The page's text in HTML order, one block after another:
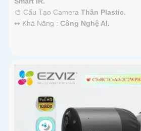
🎨 Cấu Tạo Camera Thân Plastic.
️↭ Khả Năng : Công Nghệ AI.